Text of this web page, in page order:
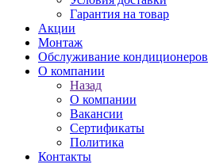
Гарантия на товар
Акции
Монтаж
Обслуживание кондиционеров
О компании
Назад
О компании
Вакансии
Сертификаты
Политика
Контакты